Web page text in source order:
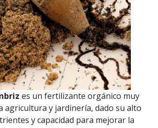
es un fertilizante orgánico muy
agricultura y jardinería, dado su alto
y capacidad para mejorar la